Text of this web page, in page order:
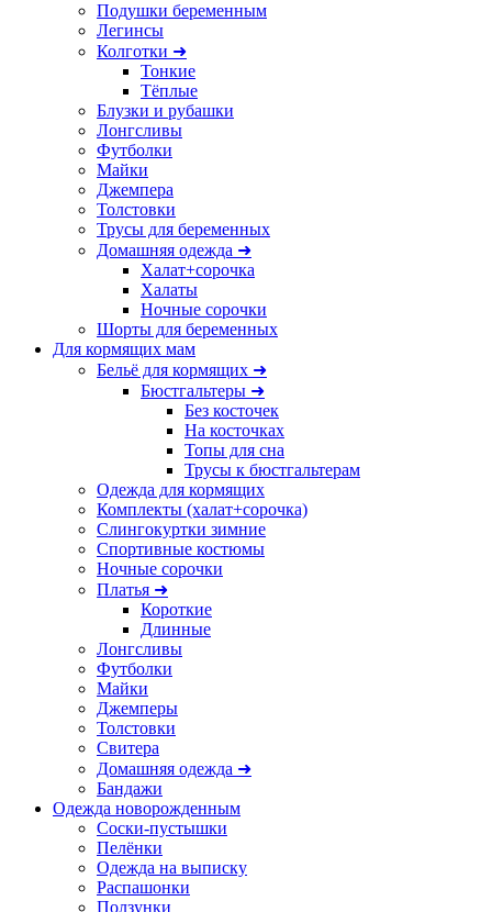
Подушки беременным
Легинсы
Колготки ➜
Тонкие
Тёплые
Блузки и рубашки
Лонгсливы
Футболки
Майки
Джемпера
Толстовки
Трусы для беременных
Домашняя одежда ➜
Халат+сорочка
Халаты
Ночные сорочки
Шорты для беременных
Для кормящих мам
Бельё для кормящих ➜
Бюстгальтеры ➜
Без косточек
На косточках
Топы для сна
Трусы к бюстгальтерам
Одежда для кормящих
Комплекты (халат+сорочка)
Слингокуртки зимние
Спортивные костюмы
Ночные сорочки
Платья ➜
Короткие
Длинные
Лонгсливы
Футболки
Майки
Джемперы
Толстовки
Свитера
Домашняя одежда ➜
Бандажи
Одежда новорожденным
Соски-пустышки
Пелёнки
Одежда на выписку
Распашонки
Ползунки